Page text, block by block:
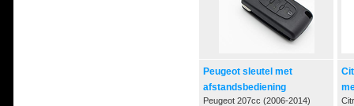
Peugeot sleutel met
afstandsbediening
Peugeot 207cc (2006-2014)